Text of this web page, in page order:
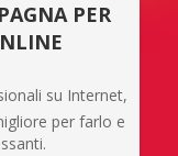
PER
su Internet,
per farlo e